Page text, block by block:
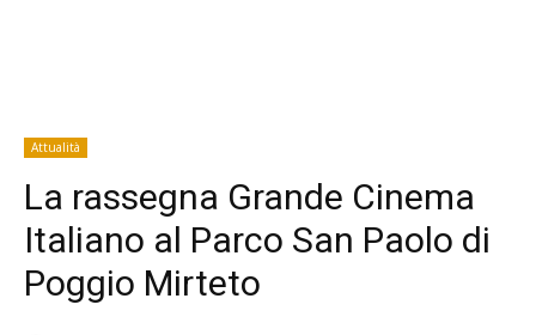
Attualità
La rassegna Grande Cinema
Italiano al Parco San Paolo di
Poggio Mirteto